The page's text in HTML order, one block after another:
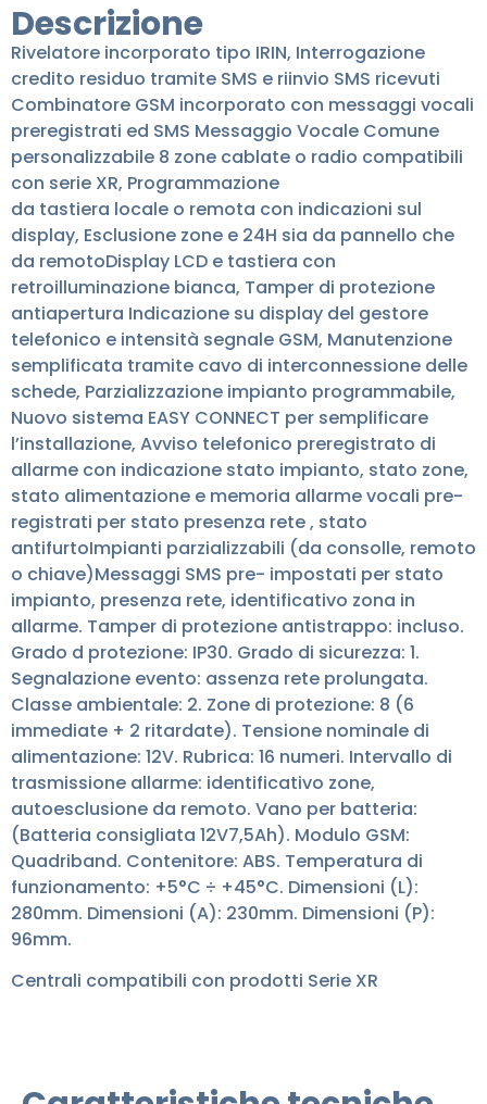
Descrizione
Rivelatore incorporato tipo IRIN, Interrogazione
credito residuo tramite SMS e riinvio SMS ricevuti
Combinatore GSM incorporato con messaggi vocali
preregistrati ed SMS Messaggio Vocale Comune
personalizzabile 8 zone cablate o radio compatibili
con serie XR, Programmazione
da tastiera locale o remota con indicazioni sul
display, Esclusione zone e 24H sia da pannello che
da remotoDisplay LCD e tastiera con
retroilluminazione bianca, Tamper di protezione
antiapertura Indicazione su display del gestore
telefonico e intensità segnale GSM, Manutenzione
semplificata tramite cavo di interconnessione delle
schede, Parzializzazione impianto programmabile,
Nuovo sistema EASY CONNECT per semplificare
l’installazione, Avviso telefonico preregistrato di
allarme con indicazione stato impianto, stato zone,
stato alimentazione e memoria allarme vocali pre-
registrati per stato presenza rete , stato
antifurtoImpianti parzializzabili (da consolle, remoto
o chiave)Messaggi SMS pre- impostati per stato
impianto, presenza rete, identificativo zona in
allarme. Tamper di protezione antistrappo: incluso.
Grado d protezione: IP30. Grado di sicurezza: 1.
Segnalazione evento: assenza rete prolungata.
Classe ambientale: 2. Zone di protezione: 8 (6
immediate + 2 ritardate). Tensione nominale di
alimentazione: 12V. Rubrica: 16 numeri. Intervallo di
trasmissione allarme: identificativo zone,
autoesclusione da remoto. Vano per batteria:
(Batteria consigliata 12V7,5Ah). Modulo GSM:
Quadriband. Contenitore: ABS. Temperatura di
funzionamento: +5°C ÷ +45°C. Dimensioni (L):
280mm. Dimensioni (A): 230mm. Dimensioni (P):
96mm.
Centrali compatibili con prodotti Serie XR